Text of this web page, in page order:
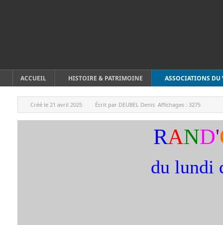
ACCUEIL HISTOIRE & PATRIMOINE ASSOCIATIONS DU
Créé le 21 avril 2025 Écrit par DEUBEL Denis Affichages : 3275
RAND'
du lundi